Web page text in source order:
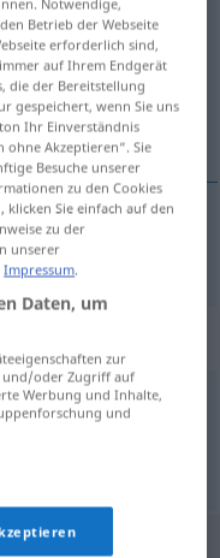
antippen)
Betrieb der Webseite
erforderlich sind,
auf Ihrem Endgerät
die der Bereitstellung
gespeichert, wenn Sie uns
Ihr Einverständnis
ohne Akzeptieren“. Sie
Besuche unserer
zu den Cookies
Sie einfach auf den
zu der
unserer
Impressum
Daten, um
zur
und/oder Zugriff auf
Werbung und Inhalte,
und